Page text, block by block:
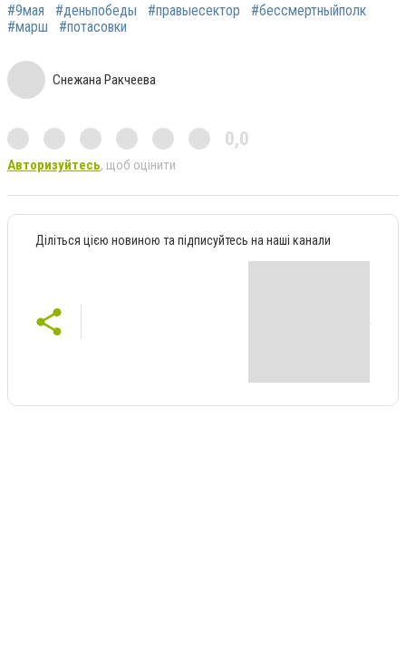
#9мая #деньпобеды #правыесектор
#бессмертныйполк
#марш
#потасовки
Снежана Ракчеева
0,0
Авторизуйтесь, щоб оцінити
Діліться цією новиною та підписуйтесь на наші канали